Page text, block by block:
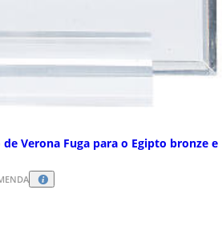
Verona Fuga para o Egipto bronze e